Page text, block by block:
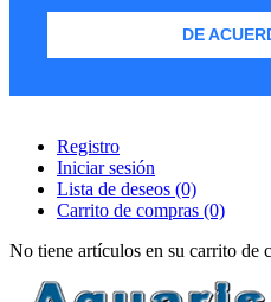
DE
Registro
Iniciar sesión
Lista de deseos (0)
Carrito de compras (0)
No tiene artículos en su carrito de